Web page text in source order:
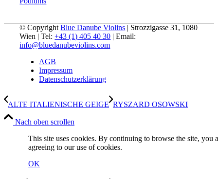
© CopyrightBlue Danube Violins | Strozzigasse 31, 1080
Wien | Tel:+43 (1) 405 40 30 | Email:
info@bluedanubeviolins.com
AGB
Impressum
Datenschutzerklärung
ALTE ITALIENISCHE GEIGE RYSZARD OSOWSKI
Nach oben scrollen
This site uses cookies. By continuing to browse the site, you
agreeing to our use of cookies.
OK